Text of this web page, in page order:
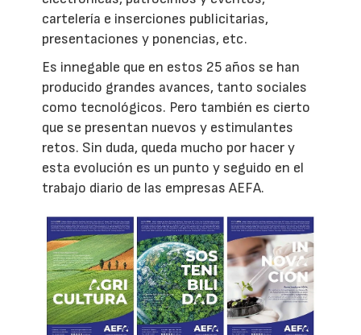
cartelería e inserciones publicitarias,
presentaciones y ponencias, etc.
Es innegable que en estos 25 años se han
producido grandes avances, tanto sociales
como tecnológicos. Pero también es cierto
que se presentan nuevos y estimulantes
retos. Sin duda, queda mucho por hacer y
esta evolución es un punto y seguido en el
trabajo diario de las empresas AEFA.